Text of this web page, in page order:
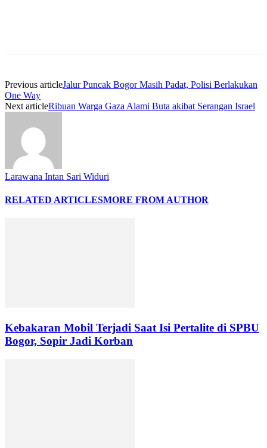
Previous articleJalur Puncak Bogor Masih Padat, Polisi Berlakukan
One Way
Next articleRibuan Warga Gaza Alami Buta akibat Serangan Israel
Larawana Intan Sari Widuri
RELATED ARTICLESMORE FROM AUTHOR
Kebakaran Mobil Terjadi Saat Isi Pertalite di SPBU
Bogor, Sopir Jadi Korban